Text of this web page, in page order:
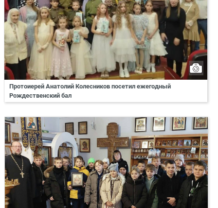
Протоиерей Анатолий Колесников посетил ежегодный
Рождественский бал